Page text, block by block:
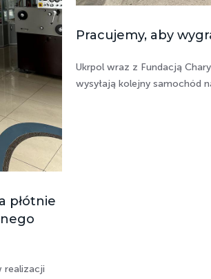
płótnie
realizacji
Pracujemy, aby
Ukrpol wraz z Fundacją
wysyłają kolejny samochód